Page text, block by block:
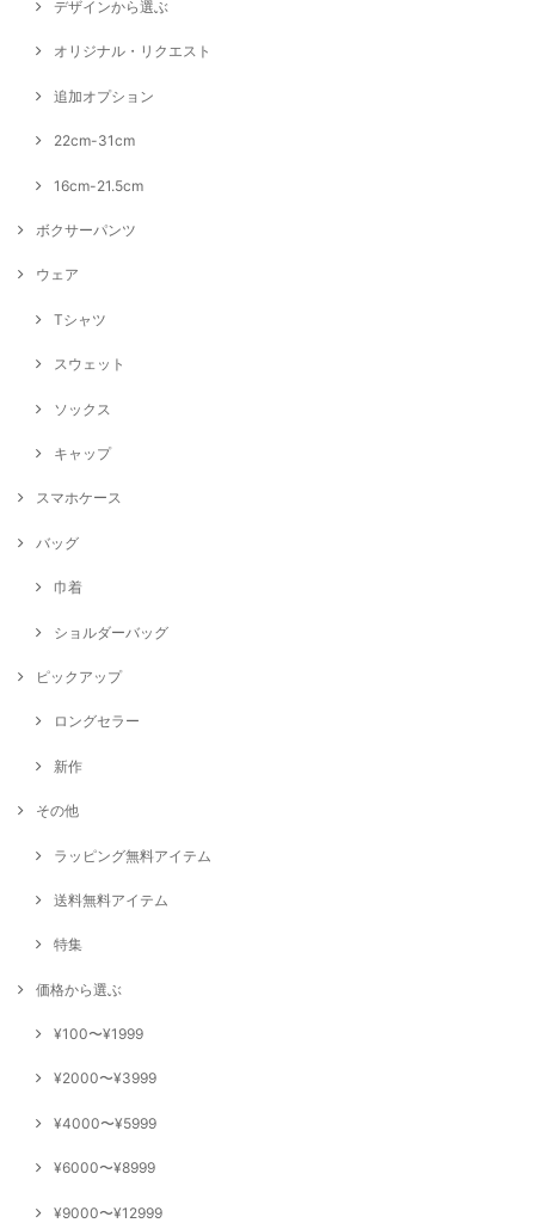
デザインから選ぶ
オリジナル・リクエスト
追加オプション
22cm-31cm
16cm-21.5cm
ボクサーパンツ
ウェア
Tシャツ
スウェット
ソックス
キャップ
スマホケース
バッグ
巾着
ショルダーバッグ
ピックアップ
ロングセラー
新作
その他
ラッピング無料アイテム
送料無料アイテム
特集
価格から選ぶ
¥100〜¥1999
¥2000〜¥3999
¥4000〜¥5999
¥6000〜¥8999
¥9000〜¥12999